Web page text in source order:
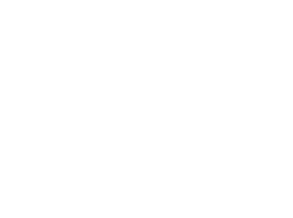
và nhu cầu riêng tư.
vụ này giúp khách hàng dễ
và đặt lịch một cách nhanh
đi lại hay mất nhiều thời gian.
tuyệt đối, đảm bảo sự an